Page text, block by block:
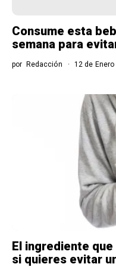
Consume esta
semana para
por Redacción 12 de
El ingrediente
si quieres evitar